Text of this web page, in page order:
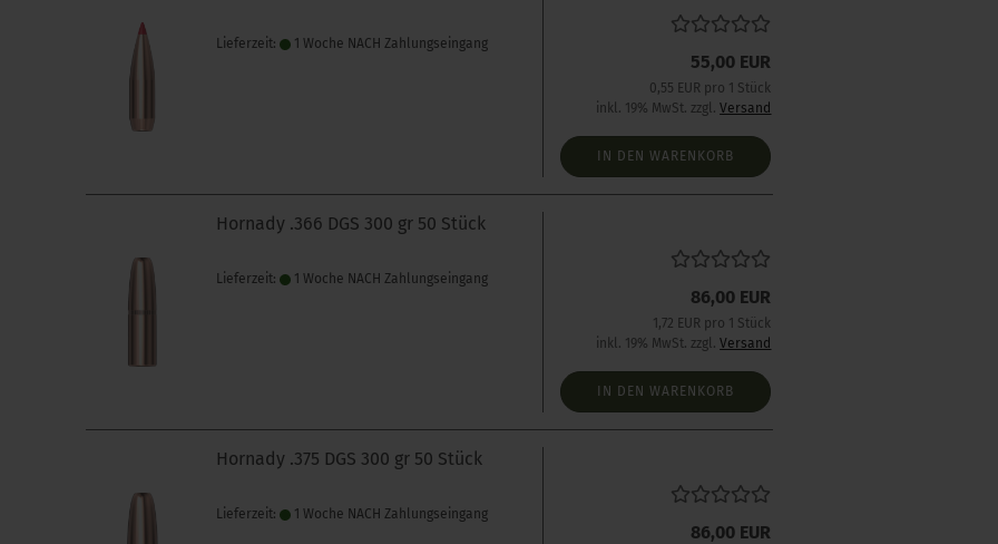
Lieferzeit: 1 Woche NACH Zahlungseingang
55,00 EUR
0,55 EUR pro 1 Stück
inkl. 19% MwSt. zzgl.Versand
IN DEN WARENKORB
Hornady .366 DGS 300 gr 50 Stück
Lieferzeit: 1 Woche NACH Zahlungseingang
86,00 EUR
1,72 EUR pro 1 Stück
inkl. 19% MwSt. zzgl.Versand
IN DEN WARENKORB
Hornady .375 DGS 300 gr 50 Stück
Lieferzeit: 1 Woche NACH Zahlungseingang
86,00 EUR